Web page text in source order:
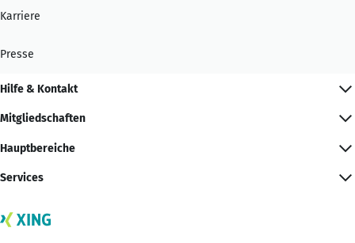
Karriere
Presse
Hilfe & Kontakt
Mitgliedschaften
Hauptbereiche
Services